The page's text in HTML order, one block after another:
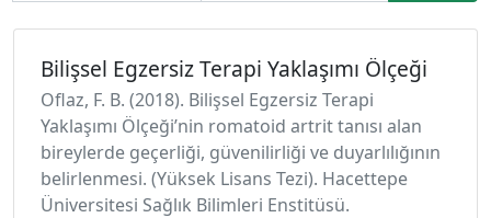
Bilişsel Egzersiz Terapi Yaklaşımı Ölçeği
Oflaz, F. B. (2018). Bilişsel Egzersiz Terapi
Yaklaşımı Ölçeği’nin romatoid artrit tanısı alan
bireylerde geçerliği, güvenilirliği ve duyarlılığının
belirlenmesi. (Yüksek Lisans Tezi). Hacettepe
Üniversitesi Sağlık Bilimleri Enstitüsü.